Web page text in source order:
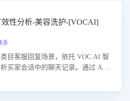
性分析-美容洗护-[VOCAI]
目客服回复场景，依托 VOC AI 智
买家会话中的聊天记录。通过 AI
出针对性改进策略，助力商家快速